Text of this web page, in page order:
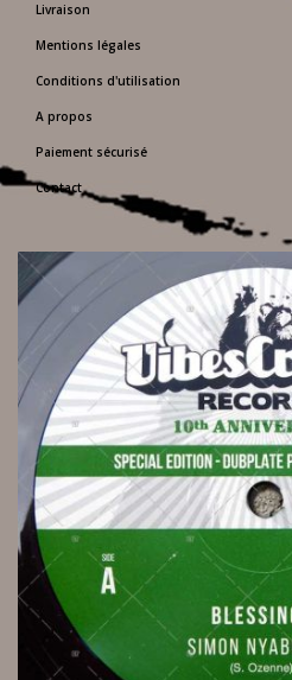
Livraison
Mentions légales
Conditions d'utilisation
A propos
Paiement sécurisé
Contact